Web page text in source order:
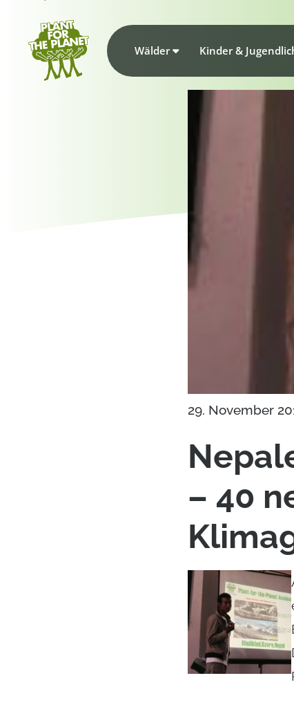
Wälder Kinder &
29. November
– 40